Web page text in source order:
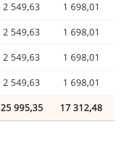
2 549,63 1 698,01
2 549,63 1 698,01
2 549,63 1 698,01
2 549,63 1 698,01
25 995,35 17 312,48